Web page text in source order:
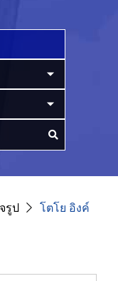
รูป โตโย อิงค์